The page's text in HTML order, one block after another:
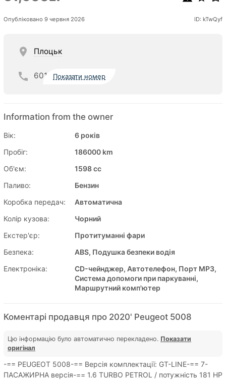
Опубліковано 9 червня 2026 ID: kTwQyf
Плоцьк
601 Показати номер
Information from the owner
Вік:
6 років
Пробіг:
186000 km
Об'єм:
1598 cc
Паливо:
Бензин
Коробка передач:
Автоматична
Колір кузова:
Чорний
Екстер'єр:
Протитуманні фари
Безпека:
ABS, Подушка безпеки водія
Електроніка:
CD-чейнджер, Автотелефон, Порт MP3,
Система допомоги при паркуванні,
Маршрутний комп'ютер
Коментарі продавця про 2020' Peugeot 5008
Цю інформацію було автоматично перекладено. Показати
оригінал
-== PEUGEOT 5008-== Версія комплектації: GT-LINE-== 7-
ПАСАЖИРНА версія-== 1.6 TURBO PETROL / потужність 181 HP